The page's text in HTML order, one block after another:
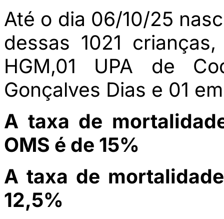
Até o dia 06/10/25
dessas 1021
HGM,01 UPA de
Gonçalves Dias e 01
A taxa de
OMS é de 15%
A taxa de
12,5%